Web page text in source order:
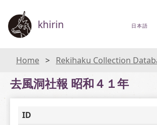
khirin 日本語
Home Rekihaku Collection Database (Collections Database of the
去風洞社報 昭和４１年
ID